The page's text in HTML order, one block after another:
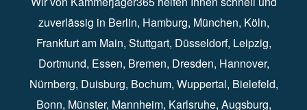
zuverlässig in Berlin⁠, Hamburg⁠, München, Köln⁠,
Frankfurt am Main⁠, Stuttgart⁠, Düsseldorf⁠, Leipzig⁠,
Dortmund⁠, Essen⁠, Bremen⁠, Dresden⁠, Hannover⁠,
Nürnberg⁠, Duisburg⁠⁠, Bochum⁠, Wuppertal⁠⁠, Bielefeld⁠⁠,
Bonn⁠⁠, Münster⁠⁠, Mannheim⁠, Karlsruhe⁠, Augsburg⁠,